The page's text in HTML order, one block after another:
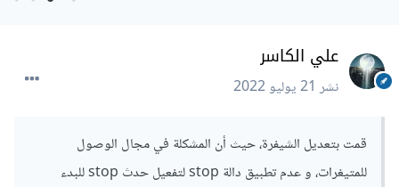
علي الكاسر
نشر21 يوليو 2022
قمت بتعديل الشيفرة، حيث أن المشكلة في مجال الوصول
للمتيغرات، و عدم تطبيق دالة stop لتفعيل حدث stop للبدء